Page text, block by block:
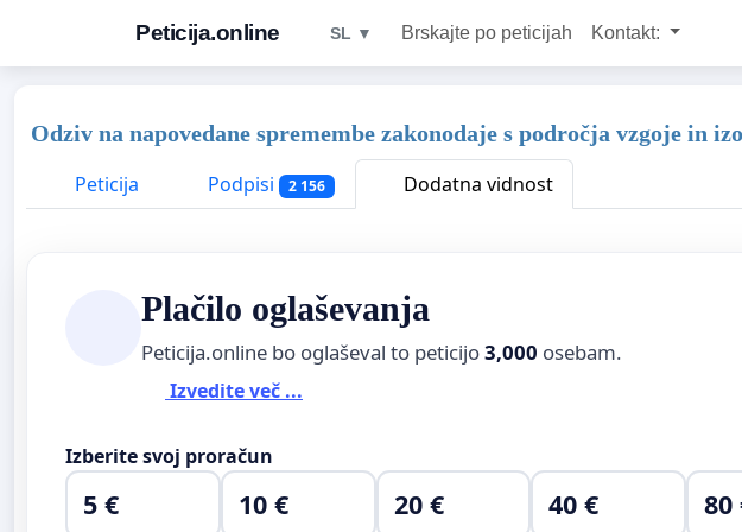
Peticija.online SL ▼ Brskajte po peticijah Kontakt:
Odziv na napovedane spremembe zakonodaje s področja vzgoje in
Peticija
Podpisi 2 156 Dodatna vidnost
Plačilo oglaševanja
Peticija.online bo oglaševal to peticijo3,000 osebam.
Izvedite več ...
Izberite svoj proračun
5 € 10 € 20 € 40 € 80